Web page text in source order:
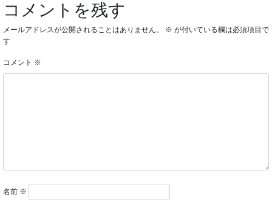
コメントを残す
メールアドレスが公開されることはありません。 ※ が付いている欄は必須項目で
す
コメント ※
名前 ※